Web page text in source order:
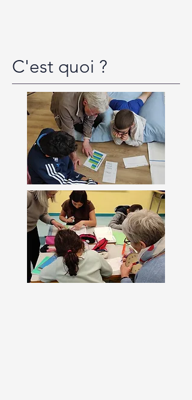
C'est quoi ?